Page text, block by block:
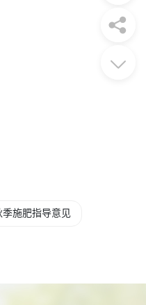
季施肥指导意见